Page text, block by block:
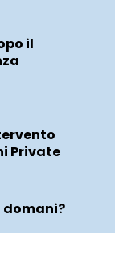
il
Private